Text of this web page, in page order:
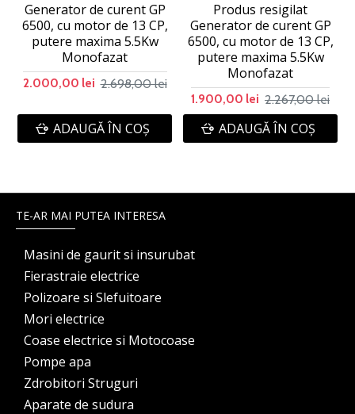
Generator de curent GP
6500, cu motor de 13 CP,
putere maxima 5.5Kw
Monofazat
2.000,00 lei 2.698,00 lei
ADAUGĂ ÎN COŞ
Produs resigilat
Generator de curent GP
6500, cu motor de 13 CP,
putere maxima 5.5Kw
Monofazat
1.900,00 lei 2.267,00 lei
ADAUGĂ ÎN COŞ
TE-AR MAI PUTEA INTERESA
Masini de gaurit si insurubat
Fierastraie electrice
Polizoare si Slefuitoare
Mori electrice
Coase electrice si Motocoase
Pompe apa
Zdrobitori Struguri
Aparate de sudura